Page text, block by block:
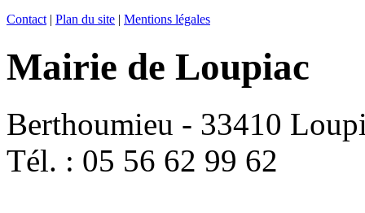
Contact | Plan du site | Mentions légales
Mairie de Loupiac
Berthoumieu - 33410
Tél. : 05 56 62 99 62